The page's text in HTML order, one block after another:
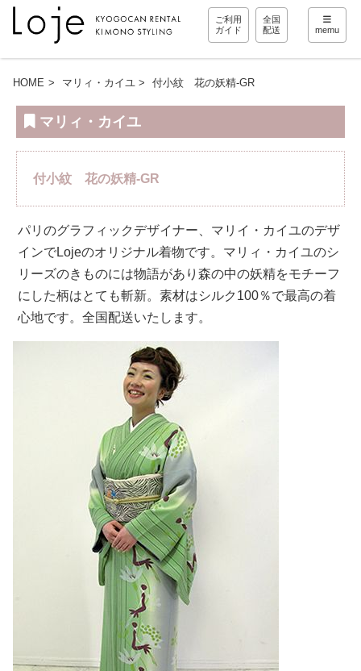
ご利用
ガイド
全国
配送
memu
HOME マリィ・カイユ 付小紋 花の妖精-GR
マリィ・カイユ
付小紋 花の妖精-GR
パリのグラフィックデザイナー、マリイ・カイユのデザ
インでLojeのオリジナル着物です。マリィ・カイユのシ
リーズのきものには物語があり森の中の妖精をモチーフ
にした柄はとても斬新。素材はシルク100％で最高の着
心地です。全国配送いたします。